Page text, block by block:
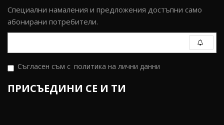
Специални намаления и предложения достъпни само
абонирани потребители.
Съгласен съм с политика на лични данни
ПРИСЪЕДИНИ СЕ И ТИ